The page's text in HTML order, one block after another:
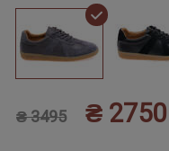
₴ 3495 ₴ 2750